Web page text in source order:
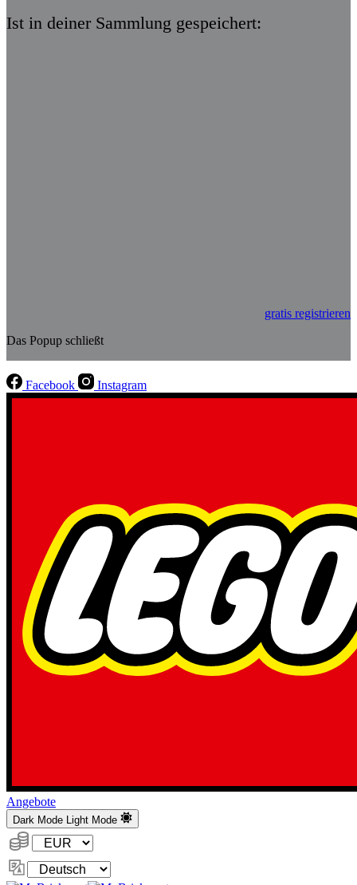
Ist in deiner Sammlung gespeichert:
gratis registrieren
Das Popup schließt
Facebook Instagram
Angebote
Dark Mode Light Mode
Währung:
Sprache
ändern